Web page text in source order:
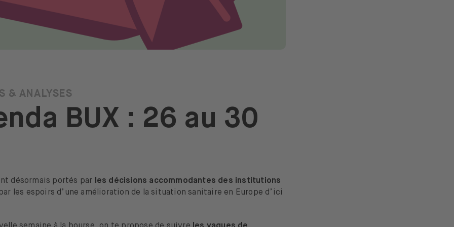
BUX : 26 au 30
& ANALYSES
désormais portés par
les décisions accommodantes des institutions
les espoirs d’une amélioration de la situation sanitaire en Europe d’ici